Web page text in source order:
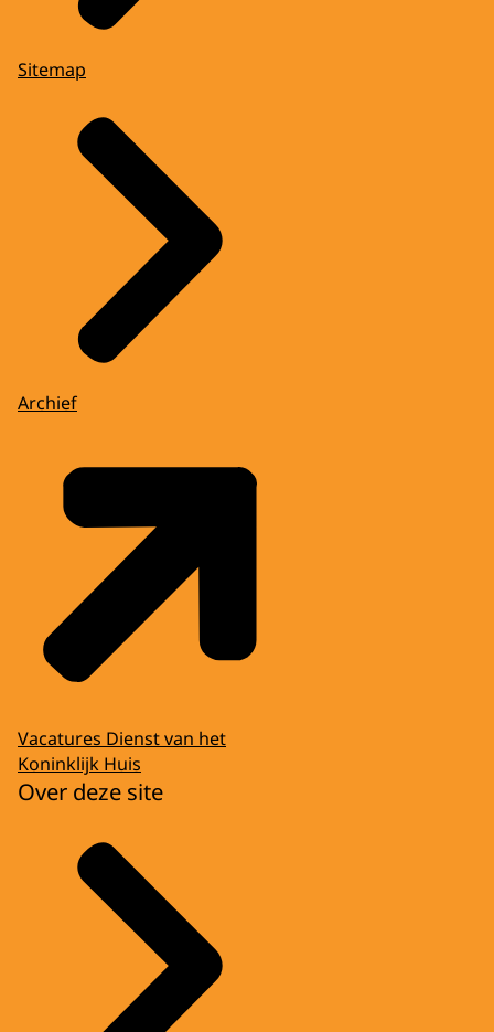
Sitemap
Archief
Vacatures Dienst van het
Koninklijk Huis
Over deze site